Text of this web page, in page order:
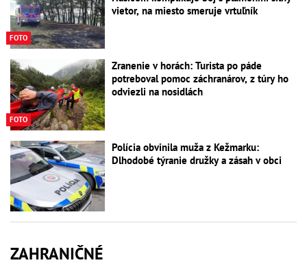
FOTO
vietor, na miesto smeruje vrtuľník
FOTO
Zranenie v horách: Turista po páde
potreboval pomoc záchranárov, z túry ho
odviezli na nosidlách
Polícia obvinila muža z Kežmarku:
Dlhodobé týranie družky a zásah v obci
ZAHRANIČNÉ